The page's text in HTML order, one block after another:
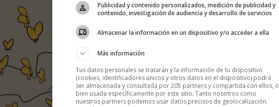
Publicidad y contenido personalizados, medición de publicidad y
contenido, investigación de audiencia y desarrollo de servicios
Almacenar la información en un dispositivo y/o acceder a ella
Más información
Tus datos personales se tratarán y la información de tu dispositivo
(cookies, identificadores únicos y otros datos en el dispositivo) podrá
ser almacenada y consultada por 205 partners y compartida con ellos, o
bien usada específicamente por este sitio. Tanto nosotros como
nuestros partners podemos usar datos precisos de geolocalización.